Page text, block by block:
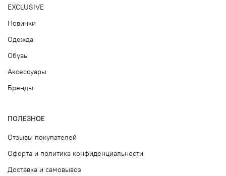
EXCLUSIVE
Новинки
Одежда
Обувь
Аксессуары
Бренды
ПОЛЕЗНОЕ
Отзывы покупателей
Оферта и политика конфиденциальности
Доставка и самовывоз